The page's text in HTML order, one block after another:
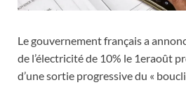
Le gouvernement français a
de l’électricité de 10% le 1eraoût
d’une sortie progressive du «